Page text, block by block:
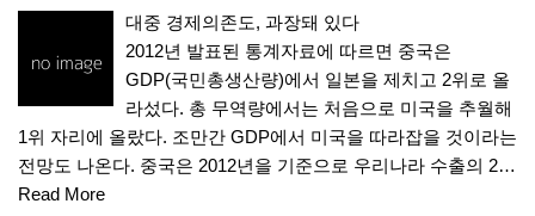
대중 경제의존도, 과장돼 있다
2012년 발표된 통계자료에 따르면 중국은
GDP(국민총생산량)에서 일본을 제치고 2위로 올
라섰다. 총 무역량에서는 처음으로 미국을 추월해
1위 자리에 올랐다. 조만간 GDP에서 미국을 따라잡을 것이라는
전망도 나온다. 중국은 2012년을 기준으로 우리나라 수출의 2…
Read More